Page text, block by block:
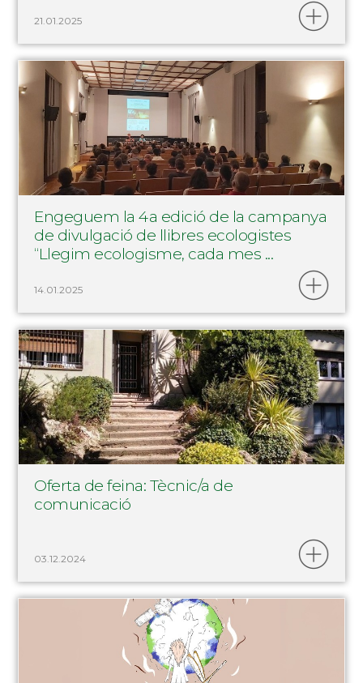
21.01.2025
Engeguem la 4a edició de la campanya
de divulgació de llibres ecologistes
“Llegim ecologisme, cada mes ...
14.01.2025
Oferta de feina: Tècnic/a de
comunicació
03.12.2024